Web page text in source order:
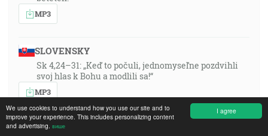
I agree
We use cookies to understand how you use our site and to
improve your experience. This includes personalizing content
and advertising. више
MP3
SLOVENSKY
Sk 4,24–31: „Keď to počuli, jednomyseľne pozdvihli
svoj hlas k Bohu a modlili sa!“
MP3
FRANÇAIS